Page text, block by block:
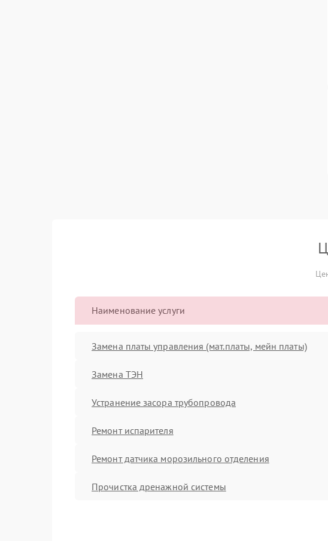
Наименование услуги
Замена платы управления (мат.платы, мейн платы)
Замена ТЭН
Устранение засора трубопровода
Ремонт испарителя
Ремонт датчика морозильного отделения
Прочистка дренажной системы